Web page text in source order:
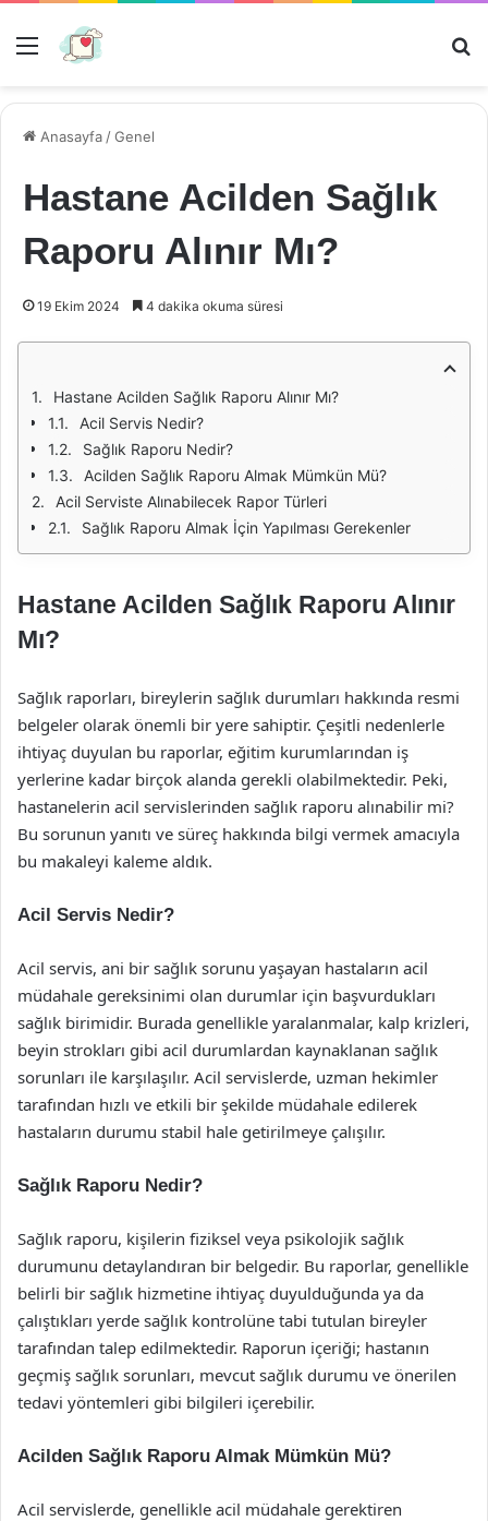
Menü
Anasayfa /Genel
Hastane Acilden Sağlık
Raporu Alınır Mı?
19 Ekim 2024 4 dakika okuma süresi
Hastane Acilden Sağlık Raporu Alınır Mı?
Acil Servis Nedir?
Sağlık Raporu Nedir?
Acilden Sağlık Raporu Almak Mümkün Mü?
Acil Serviste Alınabilecek Rapor Türleri
Sağlık Raporu Almak İçin Yapılması Gerekenler
Hastane Acilden Sağlık Raporu Alınır
Mı?
Sağlık raporları, bireylerin sağlık durumları hakkında resmi
belgeler olarak önemli bir yere sahiptir. Çeşitli nedenlerle
ihtiyaç duyulan bu raporlar, eğitim kurumlarından iş
yerlerine kadar birçok alanda gerekli olabilmektedir. Peki,
hastanelerin acil servislerinden sağlık raporu alınabilir mi?
Bu sorunun yanıtı ve süreç hakkında bilgi vermek amacıyla
bu makaleyi kaleme aldık.
Acil Servis Nedir?
Acil servis, ani bir sağlık sorunu yaşayan hastaların acil
müdahale gereksinimi olan durumlar için başvurdukları
sağlık birimidir. Burada genellikle yaralanmalar, kalp krizleri,
beyin strokları gibi acil durumlardan kaynaklanan sağlık
sorunları ile karşılaşılır. Acil servislerde, uzman hekimler
tarafından hızlı ve etkili bir şekilde müdahale edilerek
hastaların durumu stabil hale getirilmeye çalışılır.
Sağlık Raporu Nedir?
Sağlık raporu, kişilerin fiziksel veya psikolojik sağlık
durumunu detaylandıran bir belgedir. Bu raporlar, genellikle
belirli bir sağlık hizmetine ihtiyaç duyulduğunda ya da
çalıştıkları yerde sağlık kontrolüne tabi tutulan bireyler
tarafından talep edilmektedir. Raporun içeriği; hastanın
geçmiş sağlık sorunları, mevcut sağlık durumu ve önerilen
tedavi yöntemleri gibi bilgileri içerebilir.
Acilden Sağlık Raporu Almak Mümkün Mü?
Acil servislerde, genellikle acil müdahale gerektiren